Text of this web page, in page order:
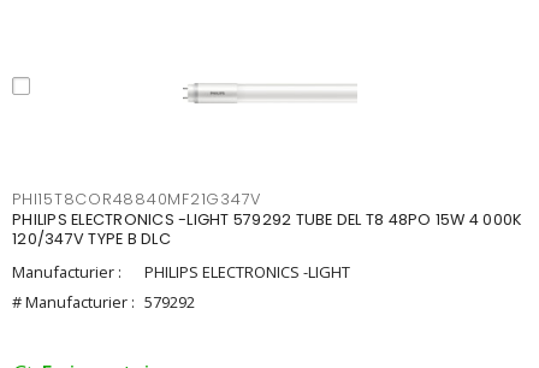
PHI15T8COR48840MF21G347V
PHILIPS ELECTRONICS -LIGHT 579292 TUBE DEL T8 48PO 15W 4 000K
120/347V TYPE B DLC
Manufacturier :
PHILIPS ELECTRONICS -LIGHT
# Manufacturier : 579292